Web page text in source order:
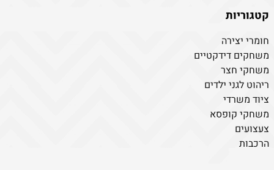
קטגוריות
חומרי יצירה
משחקים דידקטיים
משחקי חצר
ריהוט לגני ילדים
ציוד משרדי
משחקי קופסא
צעצועים
הרכבות